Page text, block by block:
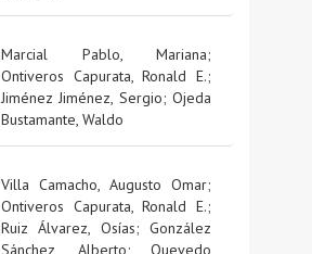
Marcial Pablo, Mariana;
Ontiveros Capurata, Ronald E.;
Jiménez Jiménez, Sergio;Ojeda
Bustamante, Waldo
Villa Camacho, Augusto Omar;
Ontiveros Capurata, Ronald E.;
Ruiz Álvarez, Osías;González
Sánchez, Alberto; Quevedo